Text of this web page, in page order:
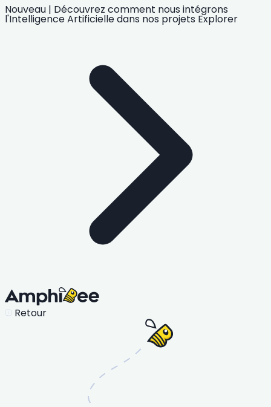
Nouveau | Découvrez comment nous intégrons
l'Intelligence Artificielledans nos projets Explorer
Retour